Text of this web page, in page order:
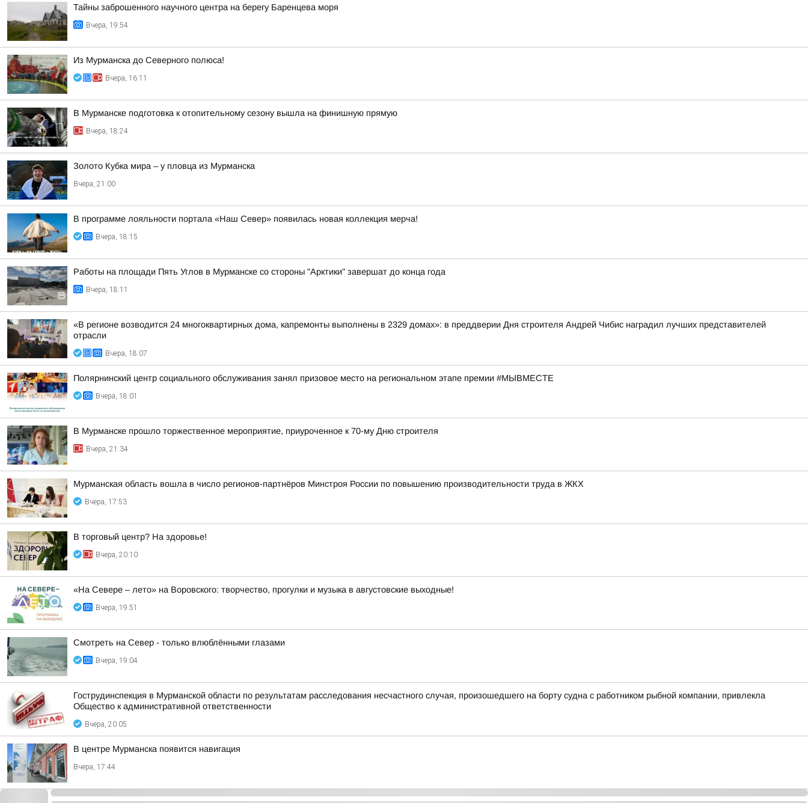
Тайны заброшенного научного центра на берегу Баренцева моря
Вчера, 19:54
Из Мурманска до Северного полюса!
Вчера, 16:11
В Мурманске подготовка к отопительному сезону вышла на финишную прямую
Вчера, 18:24
Золото Кубка мира – у пловца из Мурманска
Вчера, 21:00
В программе лояльности портала «Наш Север» появилась новая коллекция мерча!
Вчера, 18:15
Работы на площади Пять Углов в Мурманске со стороны "Арктики" завершат до конца года
Вчера, 18:11
«В регионе возводится 24 многоквартирных дома, капремонты выполнены в 2329 домах»: в преддверии Дня строителя Андрей Чибис наградил лучших представителей
отрасли
Вчера, 18:07
Полярнинский центр социального обслуживания занял призовое место на региональном этапе премии #МЫВМЕСТЕ
Вчера, 18:01
В Мурманске прошло торжественное мероприятие, приуроченное к 70-му Дню строителя
Вчера, 21:34
Мурманская область вошла в число регионов-партнёров Минстроя России по повышению производительности труда в ЖКХ
Вчера, 17:53
В торговый центр? На здоровье!
Вчера, 20:10
«На Севере – лето» на Воровского: творчество, прогулки и музыка в августовские выходные!
Вчера, 19:51
Смотреть на Север - только влюблёнными глазами
Вчера, 19:04
Гострудинспекция в Мурманской области по результатам расследования несчастного случая, произошедшего на борту судна с работником рыбной компании, привлекла
Общество к административной ответственности
Вчера, 20:05
В центре Мурманска появится навигация
Вчера, 17:44